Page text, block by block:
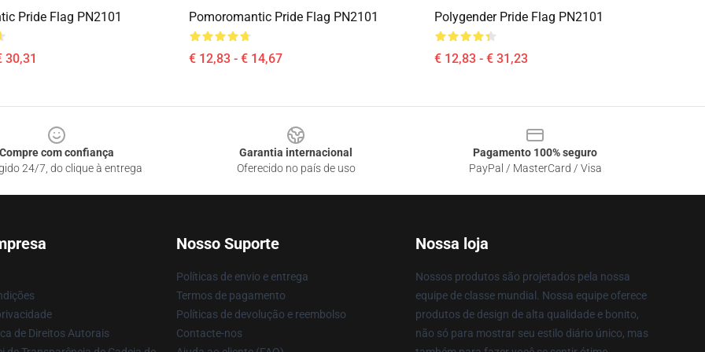
Pride Flag PN2101
30,31
Pomoromantic Pride Flag PN2101
€ 12,83 - € 14,67
Polygender Pride Flag PN2101
€ 12,83 - € 31,23
Compre com confiança
24/7, do clique à entrega
Garantia internacional
Oferecido no país de uso
Pagamento 100% seguro
PayPal / MasterCard / Visa
de Direitos Autorais
Nosso Suporte
Políticas de envio e entrega
Termos de pagamento
Políticas de devolução e reembolso
Contacte-nos
Nossa loja
Nossos produtos são projetados pela nossa
equipe de classe mundial. Nossa equipe oferece
produtos de design de alta qualidade e bonito,
não só para mostrar seu estilo diário único, mas